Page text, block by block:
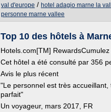
val d'europe / hotel adagio marne la
personne marne vallee
Top 10 des hôtels à
Hotels.com[TM]
Cet hôtel a été consulté par 356
Avis le plus récent
"Le personnel est très
parfait"
Un voyageur, mars 2017, FR